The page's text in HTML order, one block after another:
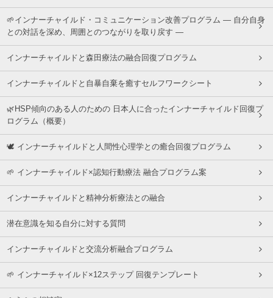
🌱インナーチャイルド・コミュニケーション改善プログラム ― 自分自身
との対話を深め、周囲とのつながりを取り戻す ―
インナーチャイルドと森田療法の融合回復プログラム
インナーチャイルドと自暴自棄を癒すセルフワークシート
🌿HSP傾向のある人のための 日本人に合ったインナーチャイルド回復プ
ログラム（概要）
🕊 インナーチャイルドと人間性心理学との癒合回復プログラム
🌱 インナーチャイルド×認知行動療法 融合プログラム案
インナーチャイルドと精神分析療法との融合
潜在意識を知る自分に対する質問
インナーチャイルドと交流分析融合プログラム
🌱 インナーチャイルド×12ステップ 回復テンプレート